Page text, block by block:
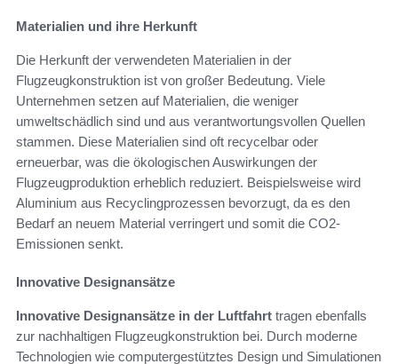
Materialien und ihre Herkunft
Die Herkunft der verwendeten Materialien in der
Flugzeugkonstruktion ist von großer Bedeutung. Viele
Unternehmen setzen auf Materialien, die weniger
umweltschädlich sind und aus verantwortungsvollen Quellen
stammen. Diese Materialien sind oft recycelbar oder
erneuerbar, was die ökologischen Auswirkungen der
Flugzeugproduktion erheblich reduziert. Beispielsweise wird
Aluminium aus Recyclingprozessen bevorzugt, da es den
Bedarf an neuem Material verringert und somit die CO2-
Emissionen senkt.
Innovative Designansätze
Innovative Designansätze in der Luftfahrt tragen ebenfalls
zur nachhaltigen Flugzeugkonstruktion bei. Durch moderne
Technologien wie computergestütztes Design und Simulationen